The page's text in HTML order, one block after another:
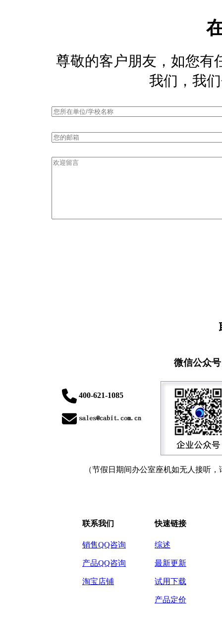
尊敬的客户朋友，如您有
我们，我
微信公众号
400-621-1085
（节假日期间办公室座机如无人接听
联系我们 快速链接
销售QQ咨询
产品QQ咨询
淘宝店铺
综述
最新更新
试用下载
产品定价